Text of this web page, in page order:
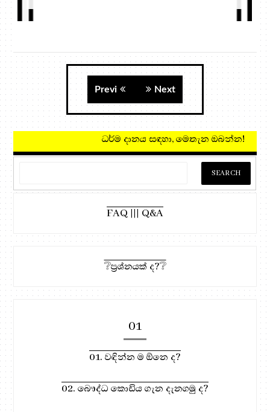
Next
Previ
ධර්ම දානය
FAQ ||| Q&A
❔ප්‍රශ්නයක් ද?❔
01
01. වඳින්න ම ඕනෙ ද?
02. බෞද්ධ කොඩිය ගැන දැනගමු ද?